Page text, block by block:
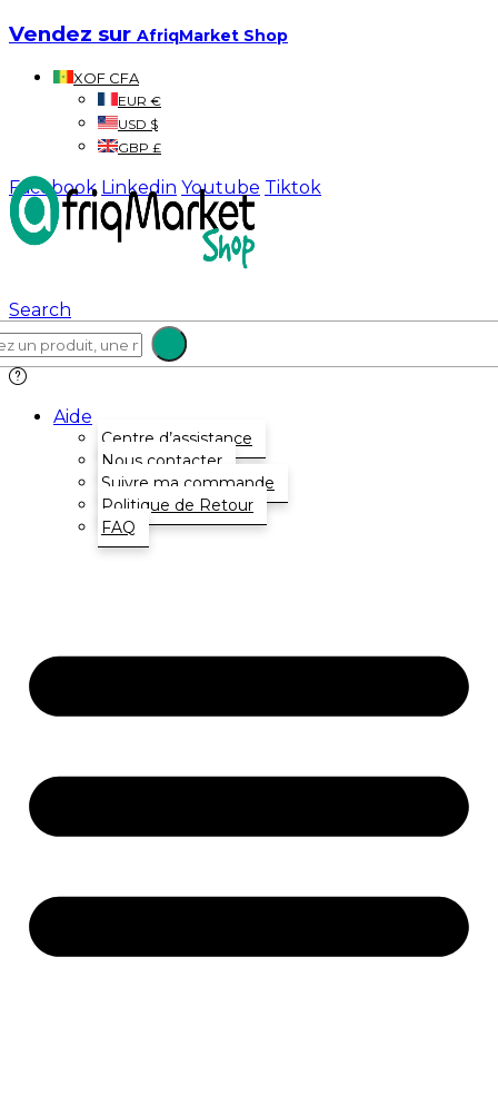
Vendez sur AfriqMarket Shop
XOF CFA
EUR €
USD $
GBP £
Facebook Linkedin Youtube Tiktok
Search
Aide
Centre d’assistance
Nous contacter
Suivre ma commande
Politique de Retour
FAQ